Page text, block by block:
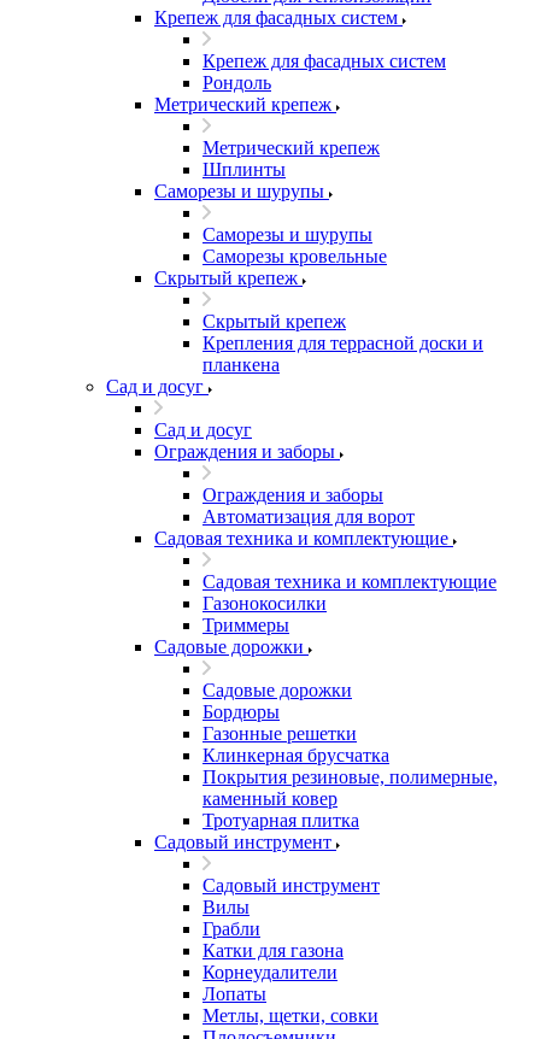
Крепеж для фасадных систем
Крепеж для фасадных систем
Рондоль
Метрический крепеж
Метрический крепеж
Шплинты
Саморезы и шурупы
Саморезы и шурупы
Саморезы кровельные
Скрытый крепеж
Скрытый крепеж
Крепления для террасной доски и
планкена
Сад и досуг
Сад и досуг
Ограждения и заборы
Ограждения и заборы
Автоматизация для ворот
Садовая техника и комплектующие
Садовая техника и комплектующие
Газонокосилки
Триммеры
Садовые дорожки
Садовые дорожки
Бордюры
Газонные решетки
Клинкерная брусчатка
Покрытия резиновые, полимерные,
каменный ковер
Тротуарная плитка
Садовый инструмент
Садовый инструмент
Вилы
Грабли
Катки для газона
Корнеудалители
Лопаты
Метлы, щетки, совки